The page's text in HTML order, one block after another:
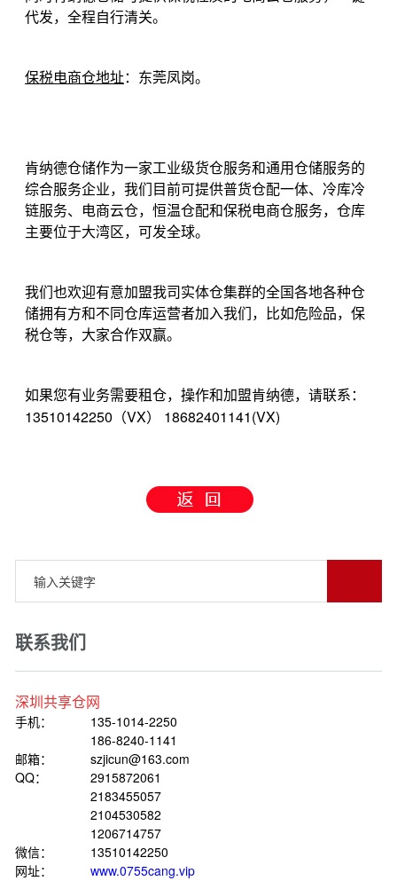
代发，全程自行清关。
保税电商仓地址：东莞凤岗。
肯纳德仓储作为一家工业级货仓服务和通用仓储服务的
综合服务企业，我们目前可提供普货仓配一体、冷库冷
链服务、电商云仓，恒温仓配和保税电商仓服务，仓库
主要位于大湾区，可发全球。
我们也欢迎有意加盟我司实体仓集群的全国各地各种仓
储拥有方和不同仓库运营者加入我们，比如危险品，保
税仓等，大家合作双赢。
如果您有业务需要租仓，操作和加盟肯纳德，请联系：
13510142250 （VX） 18682401141(VX)
联系我们
深圳共享仓网
手机：
135-1014-2250
186-8240-1141
邮箱：
szjicun@163.com
QQ：
2915872061
2183455057
2104530582
1206714757
微信：
13510142250
网址：
www.0755cang.vip